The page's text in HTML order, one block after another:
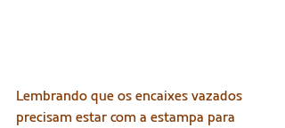
Lembrando que os encaixes vazados
precisam estar com a estampa para